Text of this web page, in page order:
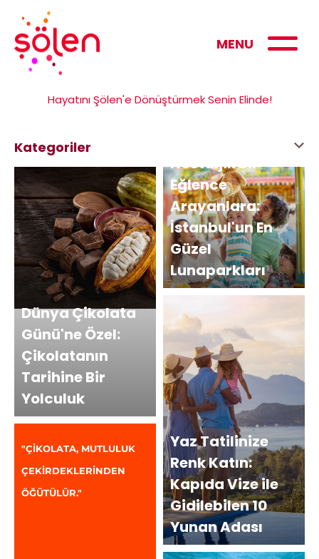
Hayatını Şölen'e Dönüştürmek Senin Elinde!
MENU
Kategoriler
Dünya Çikolata
Günü'ne Özel:
Çikolatanın
Tarihine Bir
Yolculuk
Nostaljik Bir
Eğlence
Arayanlara:
İstanbul'un En
Güzel
Lunaparkları
Yaz Tatilinize
Renk Katın:
Kapıda Vize ile
Gidilebilen 10
Yunan Adası
"ÇİKOLATA, MUTLULUK
ÇEKİRDEKLERİNDEN
ÖĞÜTÜLÜR."